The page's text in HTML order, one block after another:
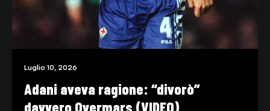
Luglio 10, 2026
Adani aveva ragione: “divorò”
davvero Overmars (VIDEO)